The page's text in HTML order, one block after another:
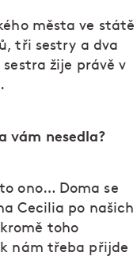
města ve státě
tři sestry a dva
žije právě v
vám nesedla?
ono… Doma se
Cecilia po našich
toho
nám třeba přijde